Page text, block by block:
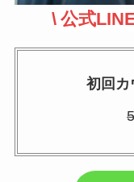
\ 公式
初回カ